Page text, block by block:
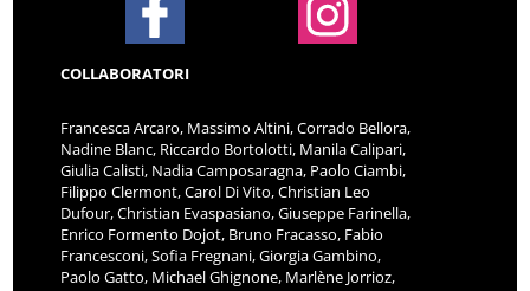
COLLABORATORI
Francesca Arcaro, Massimo Altini, Corrado Bellora,
Nadine Blanc, Riccardo Bortolotti, Manila Calipari,
Giulia Calisti, Nadia Camposaragna, Paolo Ciambi,
Filippo Clermont, Carol Di Vito, Christian Leo
Dufour, Christian Evaspasiano, Giuseppe Farinella,
Enrico Formento Dojot, Bruno Fracasso, Fabio
Francesconi, Sofia Fregnani, Giorgia Gambino,
Paolo Gatto, Michael Ghignone, Marlène Jorrioz,